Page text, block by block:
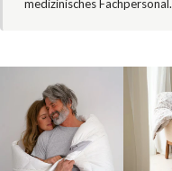
medizinisches Fachpersonal.